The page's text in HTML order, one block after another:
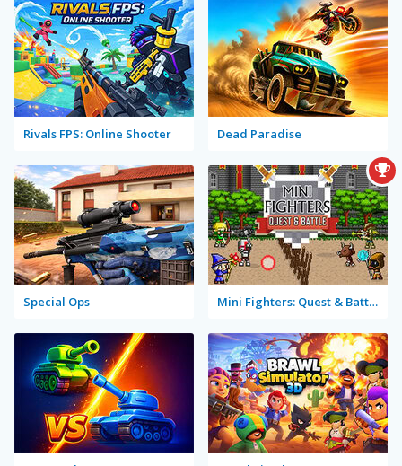
Rivals FPS: Online Shooter Dead Paradise
Special Ops Mini Fighters: Quest & Battle